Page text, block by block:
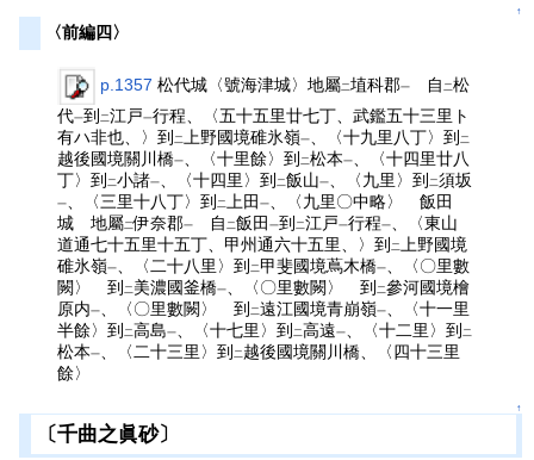
↑
〈前編四〉
p.1357 松代城〈號海津城〉地屬二埴科郡一 自 二松
代一到 二江戸一行程、〈五十五里廿七丁、武鑑五十三里ト
有ハ非也、〉到 二 上野國境碓氷嶺一 、〈十九里八丁〉到 二
越後國境關川橋一 、〈十里餘〉到 二松本一
、〈十四里廿八
丁〉到 二小諸一 、〈十四里〉到 二飯山一 、〈九里〉到 二須坂
一 、〈三里十八丁〉到 二 上田一
、〈九里〇中略〉 飯田
城 地屬二伊奈郡一 自 二飯田一到 二江戸一行程一
、〈東山
道通七十五里十五丁、甲州通六十五里、〉到 二
上野國境
碓氷嶺一 、〈二十八里〉到 二甲斐國境蔦木橋一
、〈〇里數
闕〉 到 二美濃國釜橋一 、〈〇里數闕〉 到 二參河國境檜
原内一 、〈〇里數闕〉 到 二遠江國境青崩嶺一
、〈十一里
半餘〉到 二高島一 、〈十七里〉到 二高遠一 、〈十二里〉到 二
松本一 、〈二十三里〉到 二越後國境關川橋、〈四十三里
餘〉
↑
〔千曲之眞砂〕